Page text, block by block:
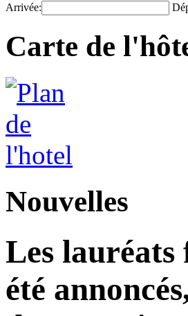
Arrivée:
Carte de
Nouvelles
Les
été